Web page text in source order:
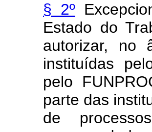
§ 2º
Estado do
autorizar, no
instituídas
pelo
parte das
de